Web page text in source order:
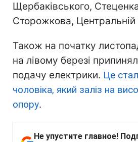
Щербаківського,
Сторожкова, Центральній
Також на початку
на лівому березі
подачу електрики. Це
чоловіка, який заліз на
опору.
Не упустите главное!